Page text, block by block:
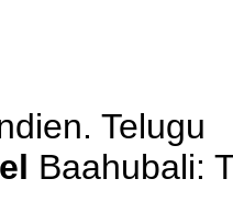
Telugu
Baahubali: